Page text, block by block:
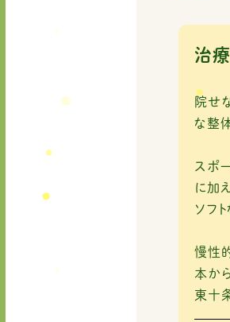
c
e
o
o
k
治
東
院せ
な整
スポ
に加
ソフ
慢性
本か
東十